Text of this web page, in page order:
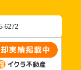
6272